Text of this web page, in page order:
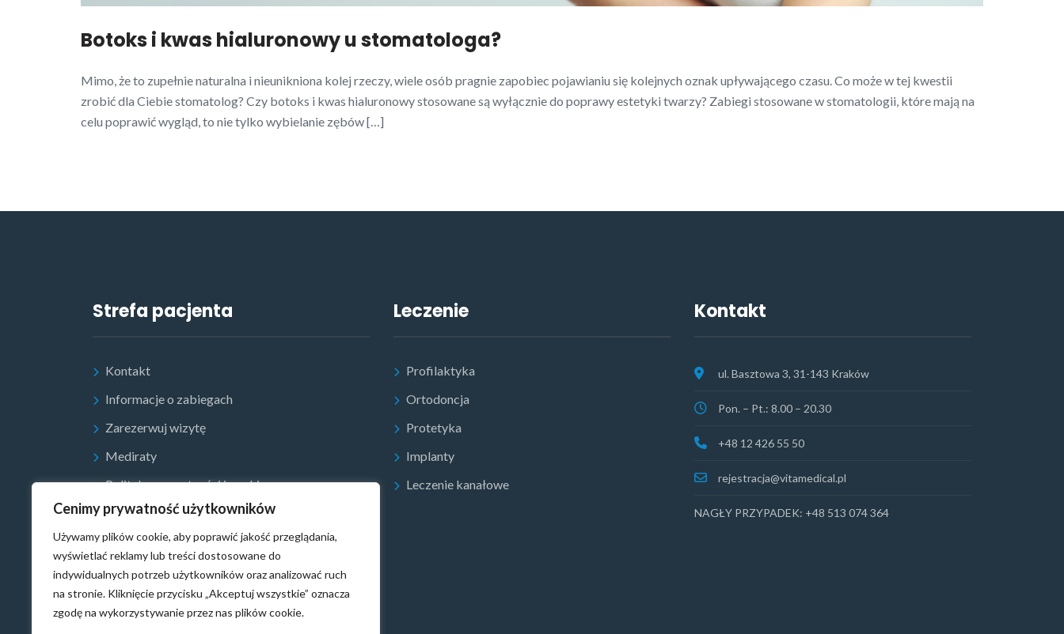
Cenimy prywatność użytkowników
Używamy plików cookie, aby poprawić jakość przeglądania,
wyświetlać reklamy lub treści dostosowane do
indywidualnych potrzeb użytkowników oraz analizować ruch
na stronie. Kliknięcie przycisku „Akceptuj wszystkie” oznacza
zgodę na wykorzystywanie przez nas plików cookie.
Botoks i kwas hialuronowy u stomatologa?
Mimo, że to zupełnie naturalna i nieunikniona kolej rzeczy, wiele osób pragnie zapobiec pojawianiu się kolejnych oznak upływającego czasu. Co może w tej kwestii
zrobić dla Ciebie stomatolog? Czy botoks i kwas hialuronowy stosowane są wyłącznie do poprawy estetyki twarzy? Zabiegi stosowane w stomatologii, które mają na
celu poprawić wygląd, to nie tylko wybielanie zębów […]
Strefa pacjenta
Kontakt
Informacje o zabiegach
Zarezerwuj wizytę
Mediraty
Polityka prywatności i cookies
Leczenie
Profilaktyka
Ortodoncja
Protetyka
Implanty
Leczenie kanałowe
Kontakt
ul. Basztowa 3, 31-143 Kraków
Pon. – Pt.: 8.00 – 20.30
+48 12 426 55 50
rejestracja@vitamedical.pl
NAGŁY PRZYPADEK: +48 513 074 364